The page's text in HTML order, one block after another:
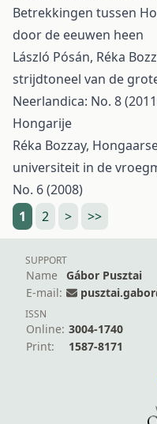
Betrekkingen tussen
door de eeuwen heen
László Pósán, Réka
strijdtoneel van de
Neerlandica: No. 8
Hongarije
Réka Bozzay,
universiteit in de
No. 6 (2008)
1
2 > >>
SUPPORT
Name
Gábor Pusztai
E-mail:
ISSN
Online: 3004-1740
Print:
1587-8171